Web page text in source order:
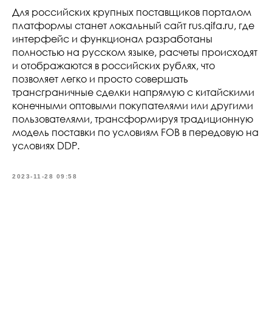
Для российских крупных поставщиков порталом
платформы станет локальный сайт rus.qifa.ru, где
интерфейс и функционал разработаны
полностью на русском языке, расчеты происходят
и отображаются в российских рублях, что
позволяет легко и просто совершать
трансграничные сделки напрямую с китайскими
конечными оптовыми покупателями или другими
пользователями, трансформируя традиционную
модель поставки по условиям FOB в передовую на
условиях DDP.
2023-11-28 09:58